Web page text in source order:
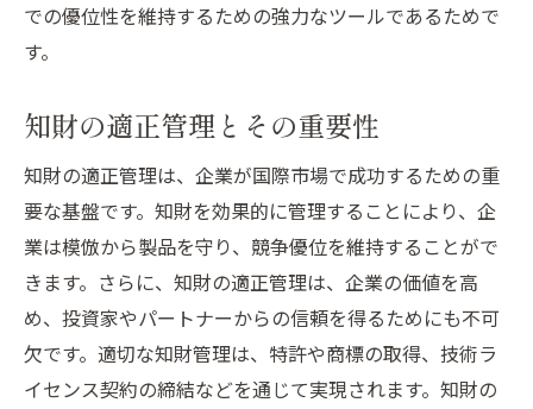
での優位性を維持するための強力なツールであるためで
す。
知財の適正管理とその重要性
知財の適正管理は、企業が国際市場で成功するための重
要な基盤です。知財を効果的に管理することにより、企
業は模倣から製品を守り、競争優位を維持することがで
きます。さらに、知財の適正管理は、企業の価値を高
め、投資家やパートナーからの信頼を得るためにも不可
欠です。適切な知財管理は、特許や商標の取得、技術ラ
イセンス契約の締結などを通じて実現されます。知財の